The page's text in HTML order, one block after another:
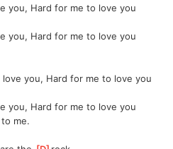
you, Hard for me to love you
you, Hard for me to love you
you, Hard for me to love you
you, Hard for me to love you
me.